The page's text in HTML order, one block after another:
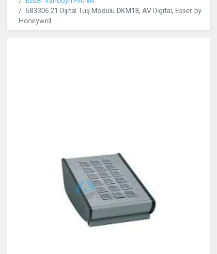
583306.21 Dijital Tuş Modülü DKM18, AV Digital, Esser by
Honeywell